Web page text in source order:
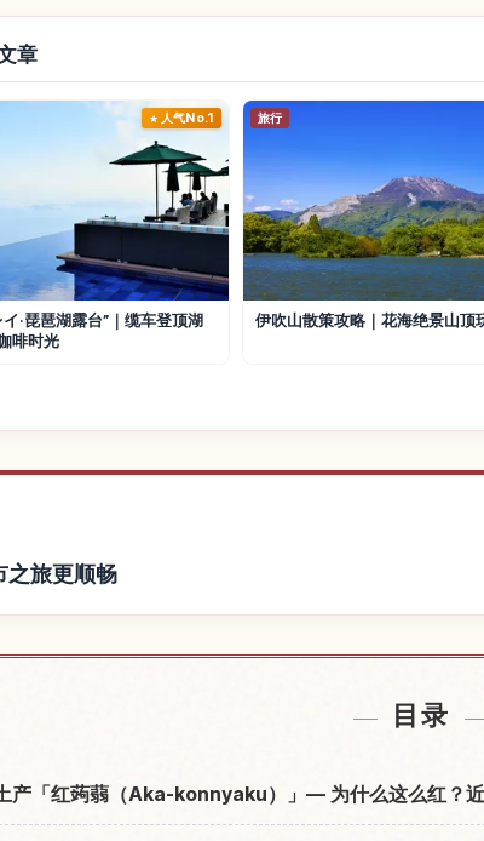
章
人气No.1
·琵琶湖露台”｜缆车登顶湖
啡时光
旅行
伊吹山散策攻略｜花海绝景山顶
之旅更顺畅
目录
产「红蒟蒻（Aka-konnyaku）」— 为什么这么红？